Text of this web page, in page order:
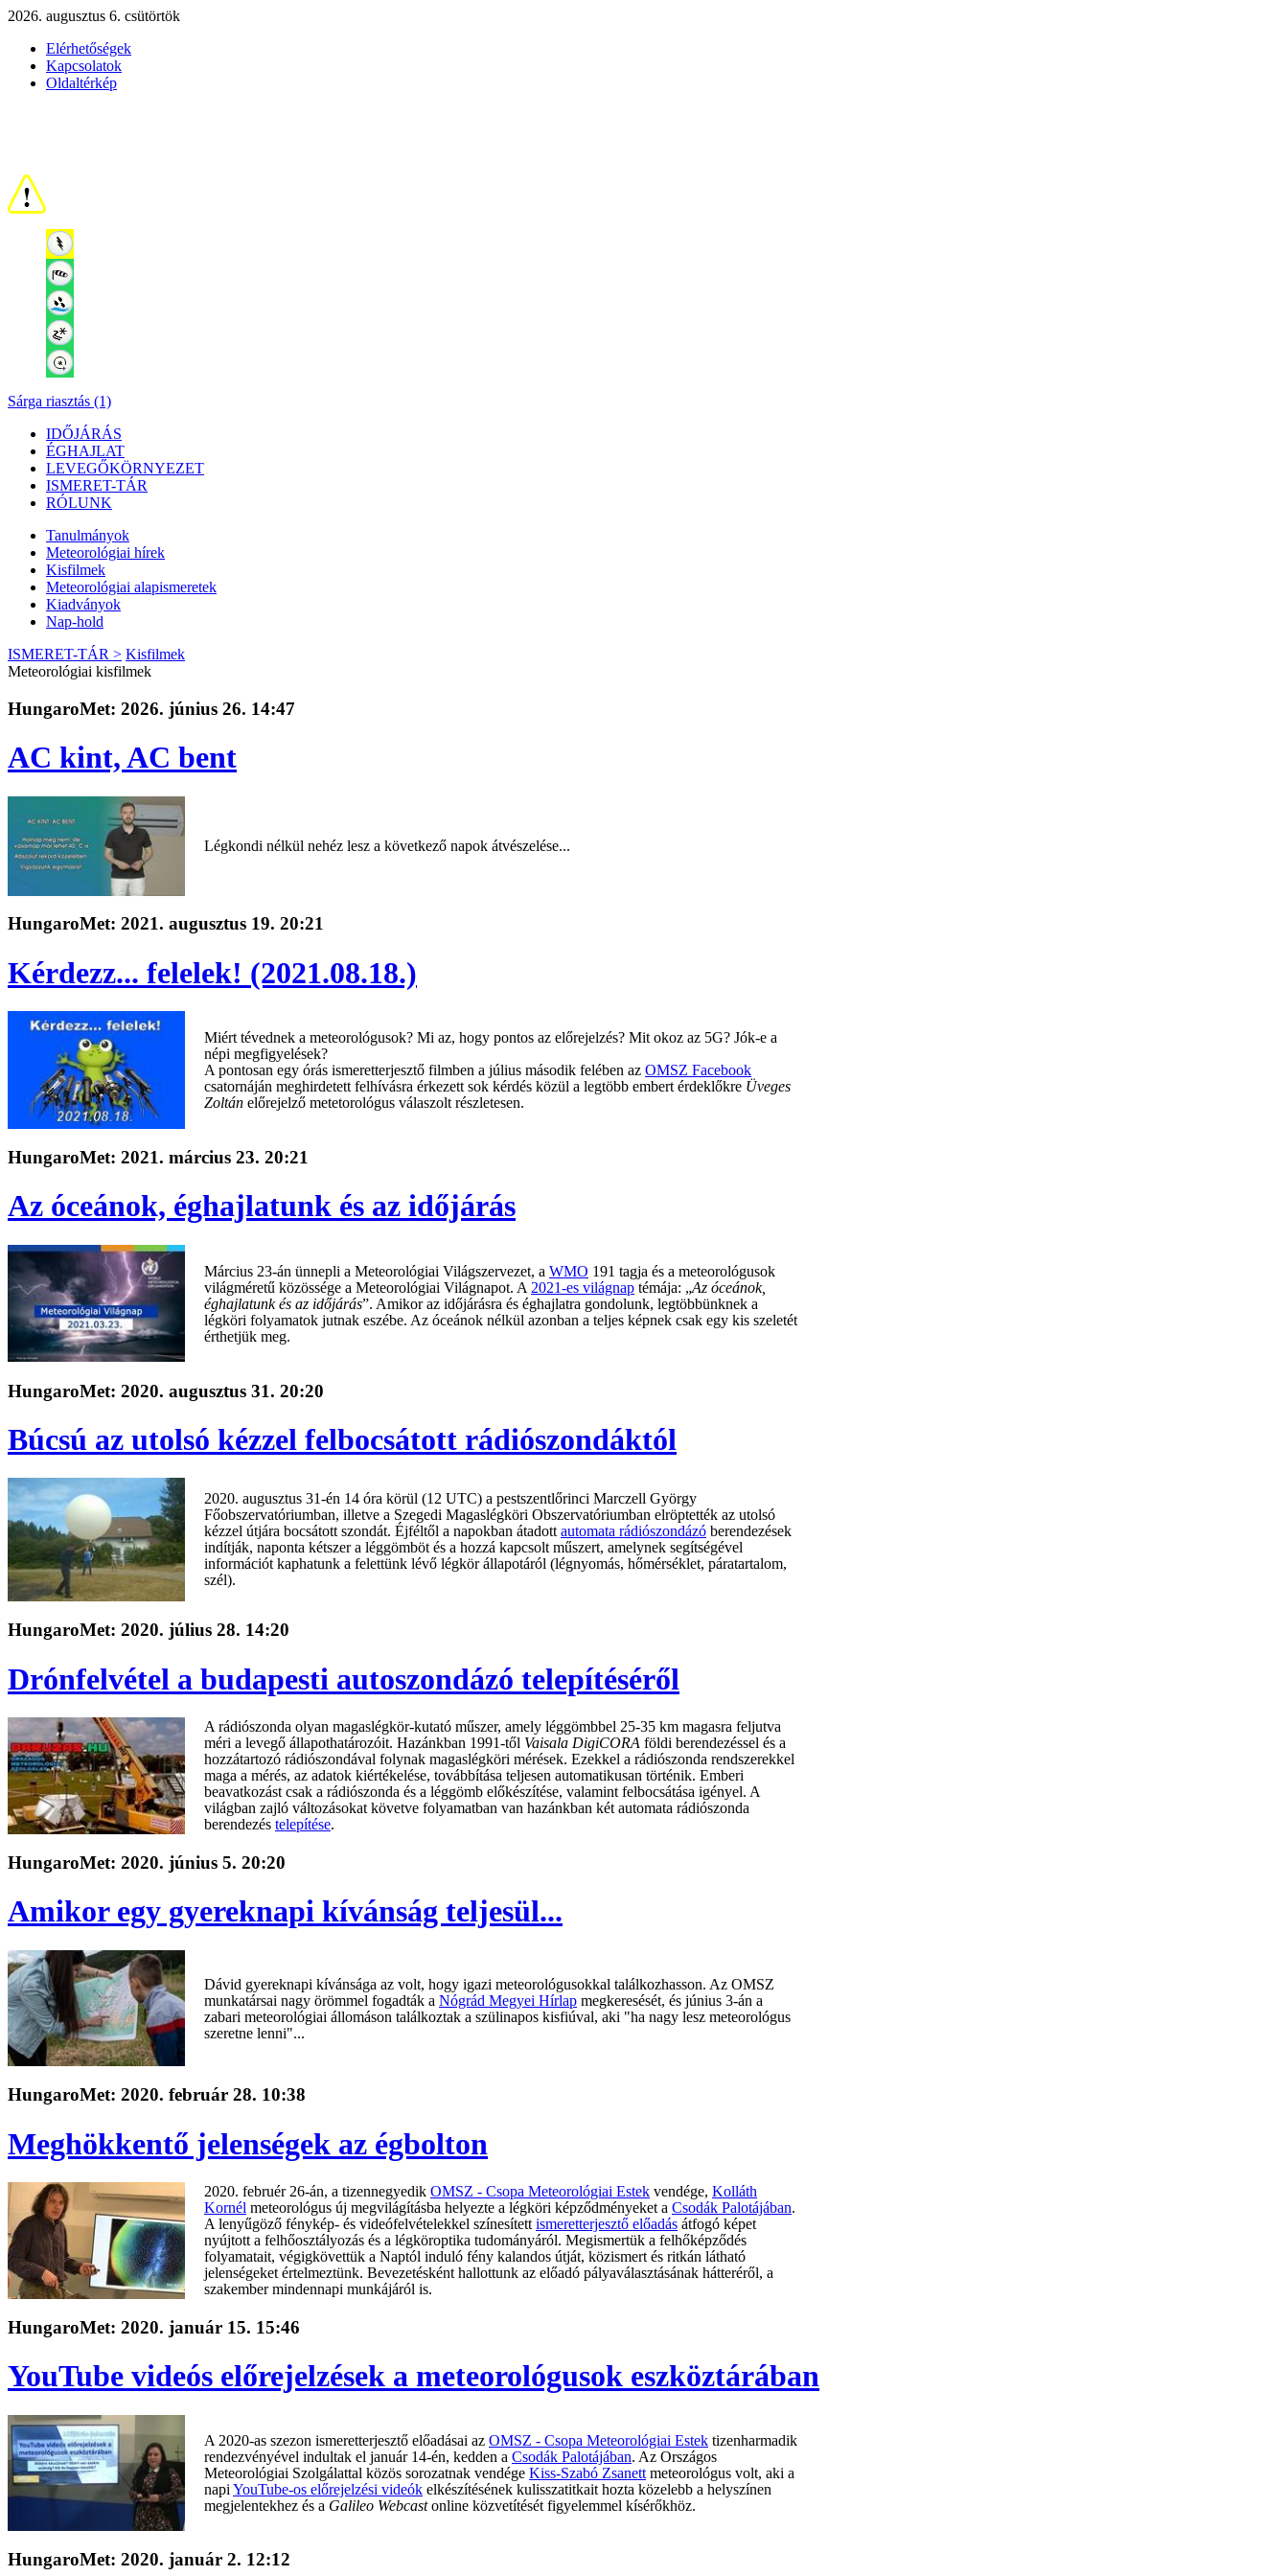
2026. augusztus 6. csütörtök
Elérhetőségek
Kapcsolatok
Oldaltérkép
Sárga riasztás (1)
IDŐJÁRÁS
ÉGHAJLAT
LEVEGŐKÖRNYEZET
ISMERET-TÁR
RÓLUNK
Tanulmányok
Meteorológiai hírek
Kisfilmek
Meteorológiai alapismeretek
Kiadványok
Nap-hold
ISMERET-TÁR > Kisfilmek
Meteorológiai kisfilmek
HungaroMet: 2026. június 26. 14:47
AC kint, AC bent
Légkondi nélkül nehéz lesz a következő napok átvészelése...
HungaroMet: 2021. augusztus 19. 20:21
Kérdezz... felelek! (2021.08.18.)
Miért tévednek a meteorológusok? Mi az, hogy pontos az előrejelzés? Mit okoz az 5G? Jók-e a
népi megfigyelések?
A pontosan egy órás ismeretterjesztő filmben a július második felében az OMSZ Facebook
csatornáján meghirdetett felhívásra érkezett sok kérdés közül a legtöbb embert érdeklőkre Üveges
Zoltán előrejelző metetorológus válaszolt részletesen.
HungaroMet: 2021. március 23. 20:21
Az óceánok, éghajlatunk és az időjárás
Március 23-án ünnepli a Meteorológiai Világszervezet, a WMO 191 tagja és a meteorológusok
világméretű közössége a Meteorológiai Világnapot. A 2021-es világnap témája: „Az óceánok,
éghajlatunk és az időjárás”. Amikor az időjárásra és éghajlatra gondolunk, legtöbbünknek a
légköri folyamatok jutnak eszébe. Az óceánok nélkül azonban a teljes képnek csak egy kis szeletét
érthetjük meg.
HungaroMet: 2020. augusztus 31. 20:20
Búcsú az utolsó kézzel felbocsátott rádiószondáktól
2020. augusztus 31-én 14 óra körül (12 UTC) a pestszentlőrinci Marczell György
Főobszervatóriumban, illetve a Szegedi Magaslégköri Obszervatóriumban elröptették az utolsó
kézzel útjára bocsátott szondát. Éjféltől a napokban átadott automata rádiószondázó berendezések
indítják, naponta kétszera léggömböt és a hozzá kapcsolt műszert, amelynek segítségével
információt kaphatunk a felettünk lévő légkör állapotáról (légnyomás, hőmérséklet, páratartalom,
szél).
HungaroMet: 2020. július 28. 14:20
Drónfelvétel a budapesti autoszondázó telepítéséről
A rádiószonda olyan magaslégkör-kutató műszer, amely léggömbbel 25-35 km magasra feljutva
méri a levegő állapothatározóit. Hazánkban 1991-től Vaisala DigiCORA földi berendezéssel és a
hozzátartozó rádiószondával folynak magaslégköri mérések. Ezekkel a rádiószonda rendszerekkel
maga a mérés, az adatok kiértékelése, továbbítása teljesen automatikusan történik. Emberi
beavatkozást csak a rádiószonda és a léggömb előkészítése, valamint felbocsátása igényel. A
világban zajló változásokat követve folyamatban van hazánkban két automata rádiószonda
berendezés telepítése.
HungaroMet: 2020. június 5. 20:20
Amikor egy gyereknapi kívánság teljesül...
Dávid gyereknapi kívánsága az volt, hogy igazi meteorológusokkal találkozhasson. Az OMSZ
munkatársai nagy örömmel fogadták a Nógrád Megyei Hírlap megkeresését, és június 3-án a
zabari meteorológiai állomáson találkoztak a szülinapos kisfiúval, aki "ha nagy lesz meteorológus
szeretne lenni"...
HungaroMet: 2020. február 28. 10:38
Meghökkentő jelenségek az égbolton
2020. februér 26-án, a tizennegyedik OMSZ - Csopa Meteorológiai Estek vendége, Kolláth
Kornél meteorológus új megvilágításba helyezte a légköri képződményeket a Csodák Palotájában.
A lenyűgöző fénykép- és videófelvételekkel színesített ismeretterjesztő előadás átfogó képet
nyújtott a felhőosztályozás és a légköroptika tudományáról. Megismertük a felhőképződés
folyamatait, végigkövettük a Naptól induló fény kalandos útját, közismert és ritkán látható
jelenségeket értelmeztünk. Bevezetésként hallottunk az előadó pályaválasztásának hátteréről, a
szakember mindennapi munkájáról is.
HungaroMet: 2020. január 15. 15:46
YouTube videós előrejelzések a meteorológusok eszköztárában
A 2020-as szezon ismeretterjesztő előadásai az OMSZ - Csopa Meteorológiai Estek tizenharmadik
rendezvényével indultak el január 14-én, kedden a Csodák Palotájában. Az Országos
Meteorológiai Szolgálattal közös sorozatnak vendége Kiss-Szabó Zsanett meteorológus volt, aki a
napi YouTube-os előrejelzési videók elkészítésének kulisszatitkait hozta közelebb a helyszínen
megjelentekhez és a Galileo Webcastonline közvetítését figyelemmel kísérőkhöz.
HungaroMet: 2020. január 2. 12:12